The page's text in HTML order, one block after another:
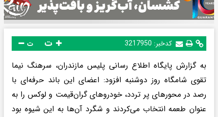
کدخبر: 3217950 ت
به گزارش پایگاه اطلاع رسانی پلیس مازندران، سرهنگ نیما
تقوی شامگاه روز دوشنبه افزود: اعضای این باند حرفه‌ای با
رصد در محورهای پر تردد، خودروهای گران‌قیمت و لوکس را به
عنوان طعمه انتخاب می‌کردند و شگرد آن‌ها به این شیوه بود